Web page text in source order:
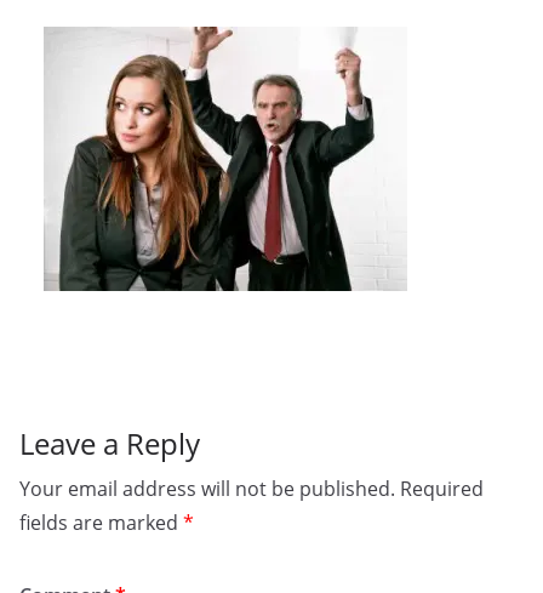
Leave a Reply
Your email address will not be published. Required
fields are marked *